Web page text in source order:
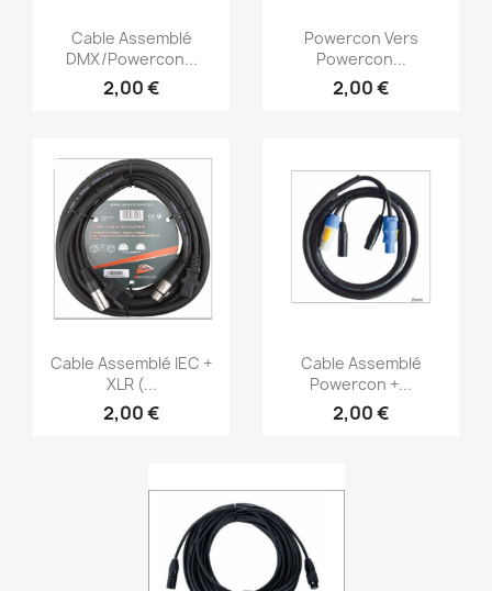
Vorschau
Cable Assemblé
DMX/Powercon...
2,00 €
Vorschau
Powercon Vers
Powercon...
2,00 €
Vorschau
Cable Assemblé IEC +
XLR (...
2,00 €
Vorschau
Cable Assemblé
Powercon +...
2,00 €